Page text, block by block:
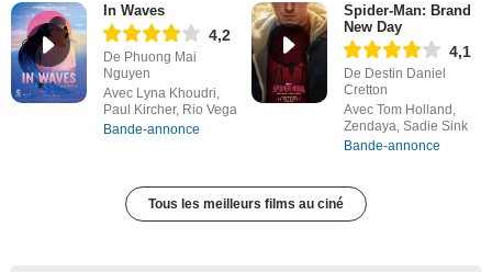
In Waves
4,2
De Phuong Mai
Nguyen
Avec Lyna Khoudri,
Paul Kircher, Rio Vega
Bande-annonce
Spider-Man: Brand
New Day
4,1
De Destin Daniel
Cretton
Avec Tom Holland,
Zendaya, Sadie Sink
Bande-annonce
Tous les meilleurs films au ciné